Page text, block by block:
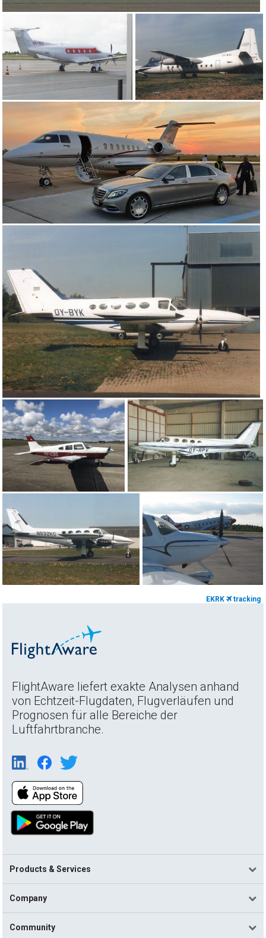
EKRK tracking
FlightAware liefert exakte Analysen anhand
von Echtzeit-Flugdaten, Flugverläufen und
Prognosen für alle Bereiche der
Luftfahrtbranche.
Products & Services
Company
Community